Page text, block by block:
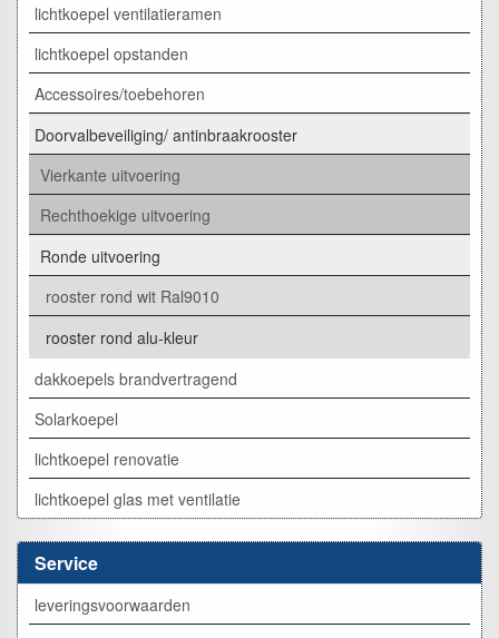
lichtkoepel ventilatieramen
lichtkoepel opstanden
Accessoires/toebehoren
Doorvalbeveiliging/ antinbraakrooster
Vierkante uitvoering
Rechthoekige uitvoering
Ronde uitvoering
rooster rond wit Ral9010
rooster rond alu-kleur
dakkoepels brandvertragend
Solarkoepel
lichtkoepel renovatie
lichtkoepel glas met ventilatie
Service
leveringsvoorwaarden